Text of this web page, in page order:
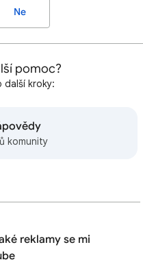
Ne
pomoc?
kroky:
komunity
reklamy se mi